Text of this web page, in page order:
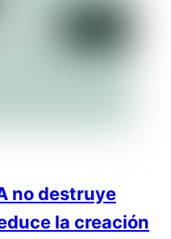
no destruye
la creación